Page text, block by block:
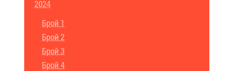
2024
Брой 1
Брой 2
Брой 3
Брой 4